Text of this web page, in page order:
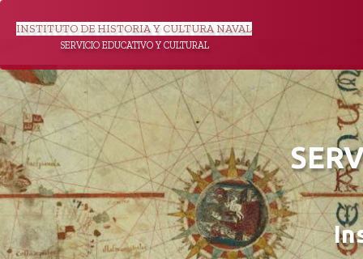
INSTITUTO DE HISTORIA Y CULTURA NAVAL
SERVICIO EDUCATIVO Y CULTURAL